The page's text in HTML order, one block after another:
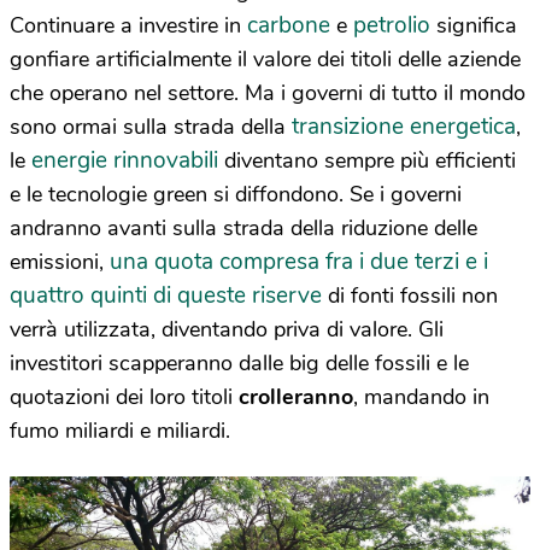
Continuare a investire in carbone e petrolio significa
gonfiare artificialmente il valore dei titoli delle aziende
che operano nel settore. Ma i governi di tutto il mondo
sono ormai sulla strada della transizione energetica,
le energie rinnovabili diventano sempre più efficienti
e le tecnologie green si diffondono. Se i governi
andranno avanti sulla strada della riduzione delle
emissioni, una quota compresa fra i due terzi e i
quattro quinti di queste riserve di fonti fossili non
verrà utilizzata, diventando priva di valore. Gli
investitori scapperanno dalle big delle fossili e le
quotazioni dei loro titoli crolleranno, mandando in
fumo miliardi e miliardi.